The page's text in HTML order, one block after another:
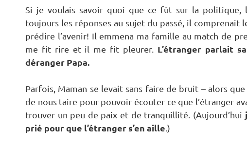
Si je voulais savoir quoi que ce fût sur la politique,
toujours les réponses au sujet du passé, il comprenait
prédire l’avenir! Il emmena ma famille au match de
me fit rire et il me fit pleurer. L’étranger parlait
déranger Papa.
Parfois, Maman se levait sans faire de bruit – alors
de nous taire pour pouvoir écouter ce que l’étranger
trouver un peu de paix et de tranquillité. (Aujourd’hui
prié pour que l’étranger s’en aille .)